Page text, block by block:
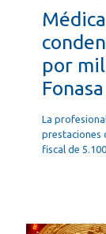
por
Fonasa
La
prestaciones
fiscal de